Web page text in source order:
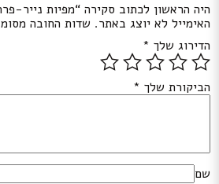
היה הראשון לכתוב סקירה “מפיות נייר-
האימייל לא יוצג באתר. שדות החובה
הדירוג שלך *
הביקורת שלך *
שם